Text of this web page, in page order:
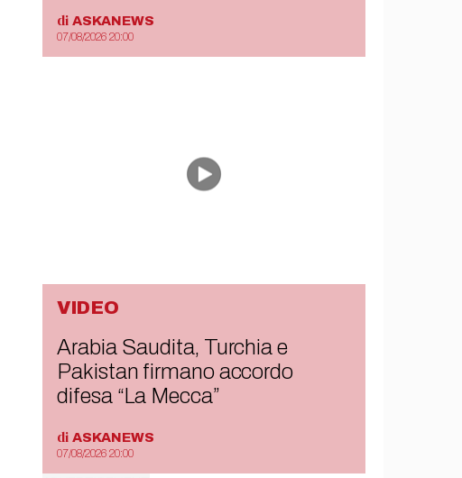
di ASKANEWS
07/08/2026 20:00
VIDEO
Arabia Saudita, Turchia e
Pakistan firmano accordo
difesa “La Mecca”
di ASKANEWS
07/08/2026 20:00